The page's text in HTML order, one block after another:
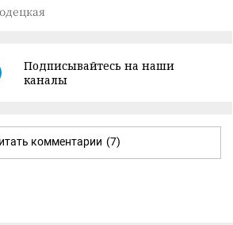
Подписывайтесь на наши
каналы
комментарии (7)